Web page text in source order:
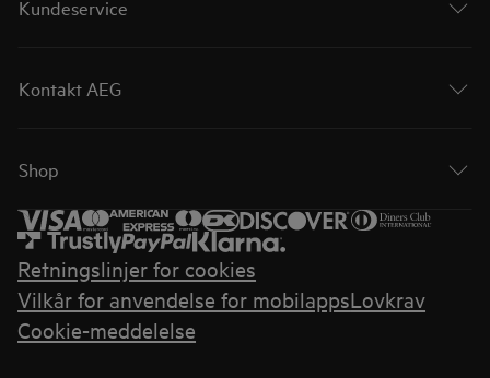
Kundeservice
Kontakt AEG
Shop
Retningslinjer for cookies
Vilkår for anvendelse for mobilappsLovkrav
Cookie-meddelelse